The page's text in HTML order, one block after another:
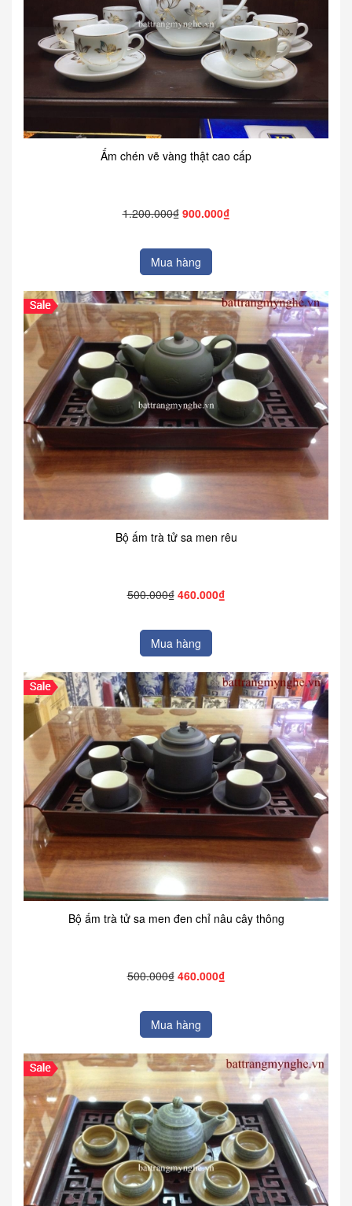
Ấm chén vẽ vàng thật cao cấp
1.200.000₫ 900.000₫
Mua hàng
Bộ ấm trà tử sa men rêu
500.000₫ 460.000₫
Mua hàng
Bộ ấm trà tử sa men đen chỉ nâu cây thông
500.000₫ 460.000₫
Mua hàng